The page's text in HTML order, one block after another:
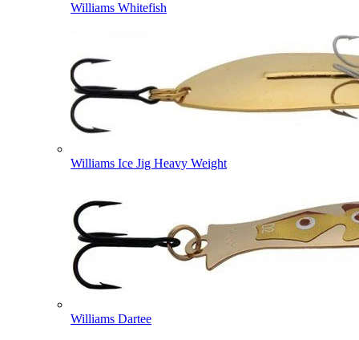
Williams Whitefish
Williams Ice Jig Heavy Weight
Williams Dartee